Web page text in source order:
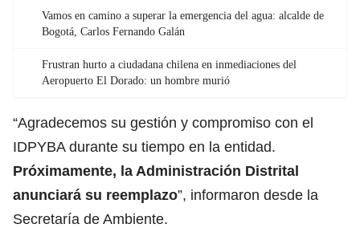
Vamos en camino a superar la emergencia del agua: alcalde de
Bogotá, Carlos Fernando Galán
Frustran hurto a ciudadana chilena en inmediaciones del
Aeropuerto El Dorado: un hombre murió
“Agradecemos su gestión y compromiso con el
IDPYBA durante su tiempo en la entidad.
Próximamente, la Administración Distrital
anunciará su reemplazo”, informaron desde la
Secretaría de Ambiente.